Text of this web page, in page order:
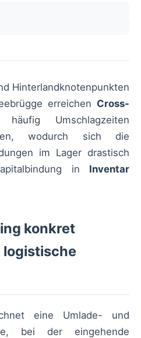
Hinterlandknotenpunkten
erreichen Cross-
häufig Umschlagzeiten
wodurch sich die
im Lager drastisch
in Inventar
konkret
eine Umlade- und
bei der eingehende